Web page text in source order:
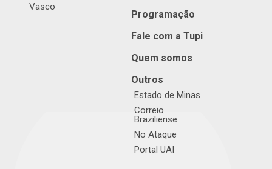
Vasco
Programação
Fale com a Tupi
Quem somos
Outros
Estado de Minas
Correio
Braziliense
No Ataque
Portal UAI